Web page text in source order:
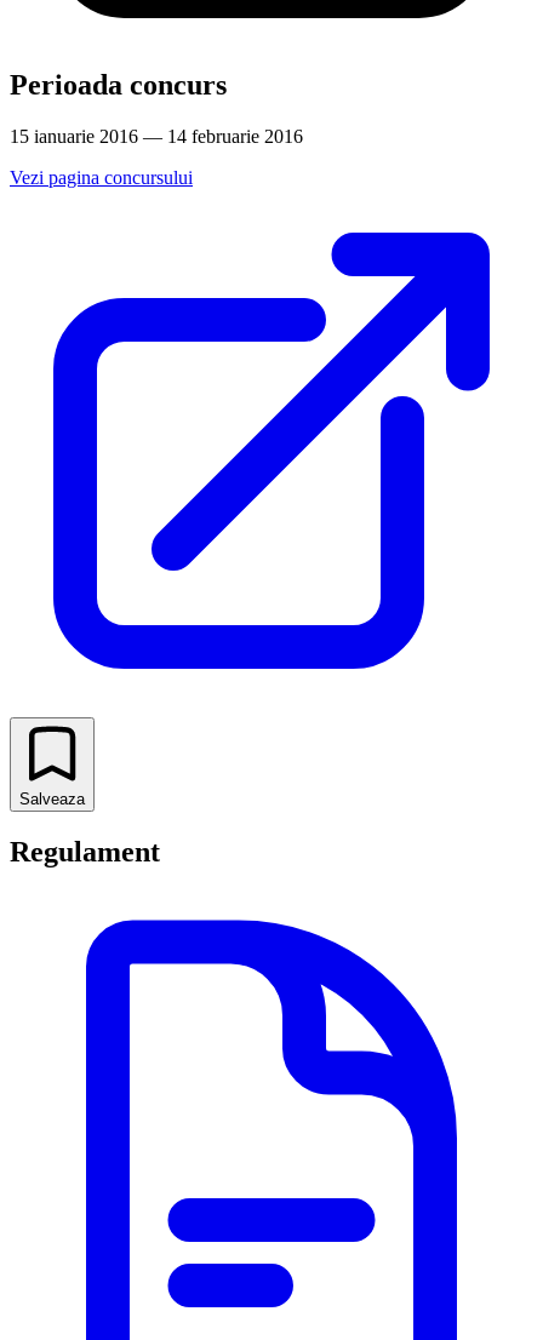
Perioada concurs
15 ianuarie 2016 — 14 februarie 2016
Vezi pagina concursului
Salveaza
Regulament